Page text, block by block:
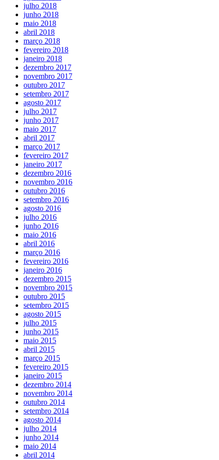
julho 2018
junho 2018
maio 2018
abril 2018
março 2018
fevereiro 2018
janeiro 2018
dezembro 2017
novembro 2017
outubro 2017
setembro 2017
agosto 2017
julho 2017
junho 2017
maio 2017
abril 2017
março 2017
fevereiro 2017
janeiro 2017
dezembro 2016
novembro 2016
outubro 2016
setembro 2016
agosto 2016
julho 2016
junho 2016
maio 2016
abril 2016
março 2016
fevereiro 2016
janeiro 2016
dezembro 2015
novembro 2015
outubro 2015
setembro 2015
agosto 2015
julho 2015
junho 2015
maio 2015
abril 2015
março 2015
fevereiro 2015
janeiro 2015
dezembro 2014
novembro 2014
outubro 2014
setembro 2014
agosto 2014
julho 2014
junho 2014
maio 2014
abril 2014